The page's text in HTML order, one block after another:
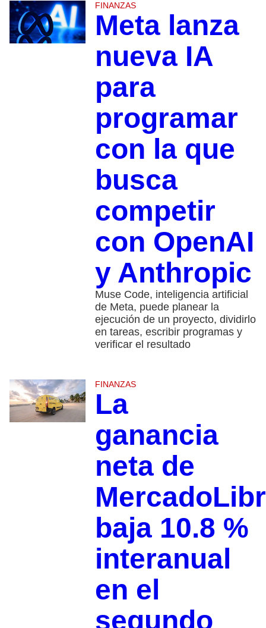
FINANZAS
Meta lanza
nueva IA
para
programar
con la que
busca
competir
con OpenAI
y Anthropic
Muse Code, inteligencia artificial
de Meta, puede planear la
ejecución de un proyecto, dividirlo
en tareas, escribir programas y
verificar el resultado
FINANZAS
La
ganancia
neta de
baja 10.8 %
interanual
en el
segundo